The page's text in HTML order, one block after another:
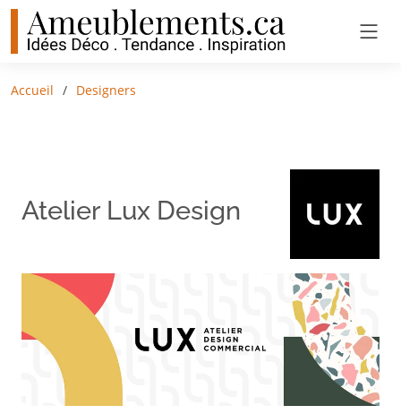
Accueil Designers
Atelier Lux Design